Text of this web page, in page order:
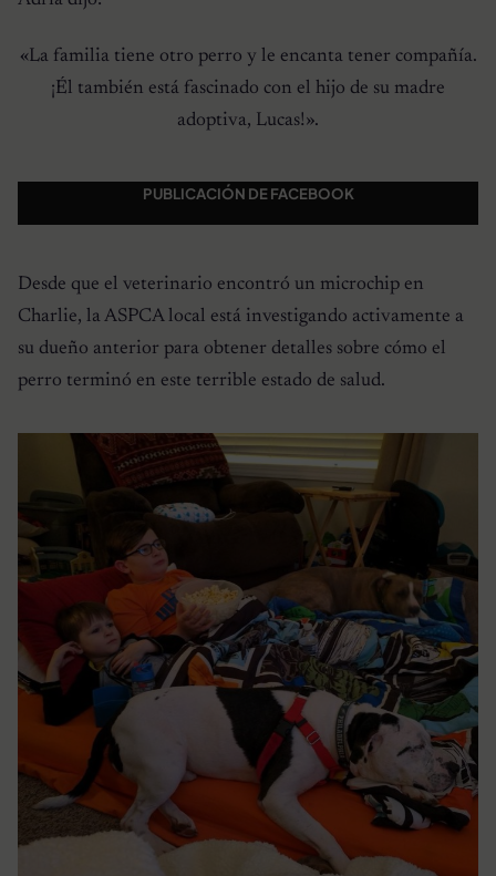
«La familia tiene otro perro y le encanta tener compañía.
¡Él también está fascinado con el hijo de su madre
adoptiva, Lucas!».
PUBLICACIÓN DE FACEBOOK
Desde que el veterinario encontró un microchip en
Charlie, la ASPCA local está investigando activamente a
su dueño anterior para obtener detalles sobre cómo el
perro terminó en este terrible estado de salud.